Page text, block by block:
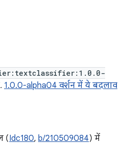
1.0.0-alpha04 वर्शन में ये बदलाव
(Idc180, b/210509084) में